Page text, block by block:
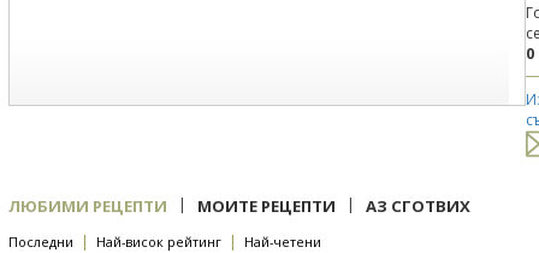
0
ЛЮБИМИ РЕЦЕПТИ | МОИТЕ РЕЦЕПТИ | АЗ СГОТВИХ
Последни | Най-висок рейтинг | Най-четени